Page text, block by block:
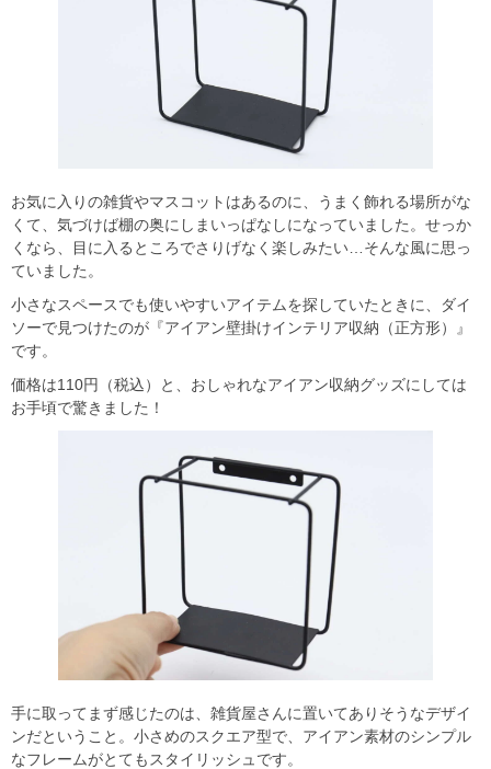
お気に入りの雑貨やマスコットはあるのに、うまく飾れる場所がな
くて、気づけば棚の奥にしまいっぱなしになっていました。せっか
くなら、目に入るところでさりげなく楽しみたい…そんな風に思っ
ていました。
小さなスペースでも使いやすいアイテムを探していたときに、ダイ
ソーで見つけたのが『アイアン壁掛けインテリア収納（正方形）』
です。
価格は110円（税込）と、おしゃれなアイアン収納グッズにしては
お手頃で驚きました！
手に取ってまず感じたのは、雑貨屋さんに置いてありそうなデザイ
ンだということ。小さめのスクエア型で、アイアン素材のシンプル
なフレームがとてもスタイリッシュです。